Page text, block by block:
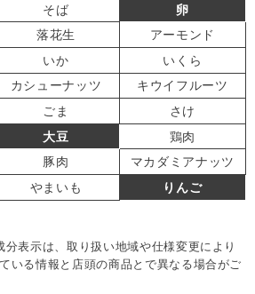
そば
卵
落花生
アーモンド
いか
いくら
カシューナッツ
キウイフルーツ
ごま
さけ
大豆
鶏肉
豚肉
マカダミアナッツ
やまいも
りんご
表示は、取り扱い地域や仕様変更により
いる情報と店頭の商品とで異なる場合がご